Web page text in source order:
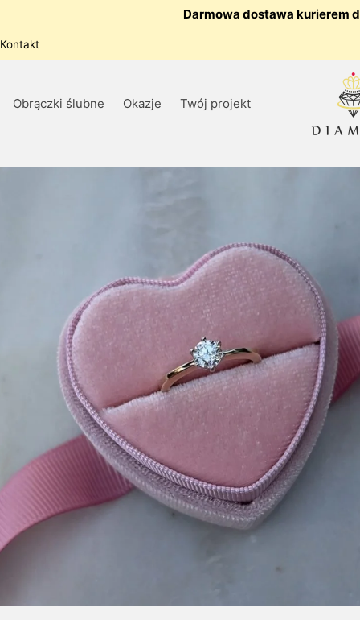
Darmowa dostawa kurierem
Kontakt
Obrączki ślubne Okazje Twój projekt